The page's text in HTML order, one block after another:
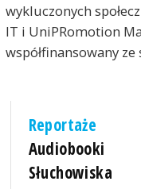
wykluczonych
IT i UniPRomotion
współfinansowany
Reportaże
Audiobooki
Słuchowiska